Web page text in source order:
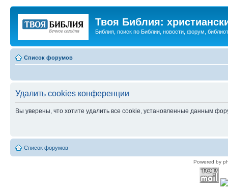
Твоя Библия:
Библия, поиск по Библии, новости, форум,
Список форумов
Удалить cookies конференции
Вы уверены, что хотите удалить все cookie, установленные данным
Список форумов
Powered by